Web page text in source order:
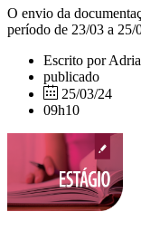
O envio da
período de 23/03 a 25/
Escrito por
publicado
25/03/24
09h10